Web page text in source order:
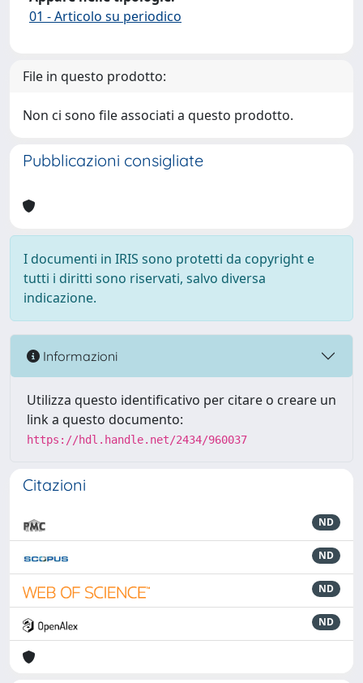
01 - Articolo su periodico
File in questo prodotto:
Non ci sono file associati a questo prodotto.
Pubblicazioni consigliate
I documenti in IRIS sono protetti da copyright e
tutti i diritti sono riservati, salvo diversa
indicazione.
Informazioni
Utilizza questo identificativo per citare o creare un
link a questo documento:
https://hdl.handle.net/2434/960037
Citazioni
ND
ND
ND
ND